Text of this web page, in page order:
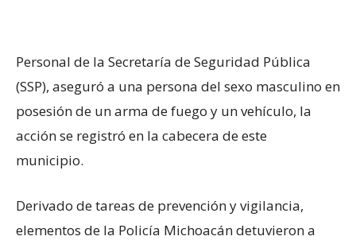
Personal de la Secretaría de Seguridad Pública
(SSP), aseguró a una persona del sexo masculino en
posesión de un arma de fuego y un vehículo, la
acción se registró en la cabecera de este
municipio.
Derivado de tareas de prevención y vigilancia,
elementos de la Policía Michoacán detuvieron a